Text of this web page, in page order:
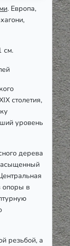
. Европа,
см.
столетия,
уровень
дерева
опоры в
резьбой, а